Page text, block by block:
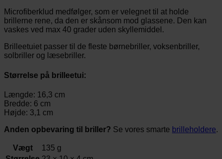
Microfiberklud medfølger, som er velegnet til at holde
brillerne rene, da den er skånsom mod glassene. Den kan
vaskes ved max 40 grader uden skyllemiddel.
Brilleetuiet passer til de fleste børnebriller, voksenbriller,
solbriller og læsebriller.
Størrelse på brilleetui:
Længde: 16,3 cm
Bredde: 6 cm
Højde: 3,1 cm
Anden opbevaring til briller? Se vores smarte brilleholdere.
Vægt
135 g